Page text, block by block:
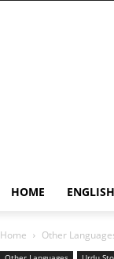
HOME
Home Other